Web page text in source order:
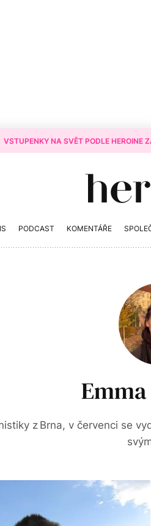
VSTUPENKY NA SVĚT PODLE HEROINE
PODCAST KOMENTÁŘE
z Brna, v červenci se